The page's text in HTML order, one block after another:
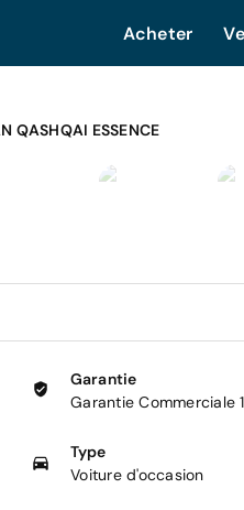
Acheter
QASHQAI ESSENCE
Garantie
Garantie Commerciale
Type
Voiture d'occasion